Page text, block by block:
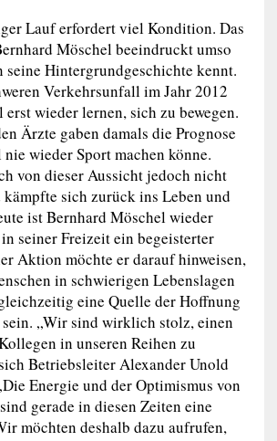
Lauf erfordert viel Kondition. Das
Möschel beeindruckt umso
seine Hintergrundgeschichte kennt.
Verkehrsunfall im Jahr 2012
erst wieder lernen, sich zu bewegen.
Ärzte gaben damals die Prognose
nie wieder Sport machen könne.
von dieser Aussicht jedoch nicht
sich zurück ins Leben und
ist Bernhard Möschel wieder
seiner Freizeit ein begeisterter
Aktion möchte er darauf hinweisen,
in schwierigen Lebenslagen
eine Quelle der Hoffnung
„Wir sind wirklich stolz, einen
in unseren Reihen zu
Betriebsleiter Alexander Unold
Energie und der Optimismus von
gerade in diesen Zeiten eine
möchten deshalb dazu aufrufen,